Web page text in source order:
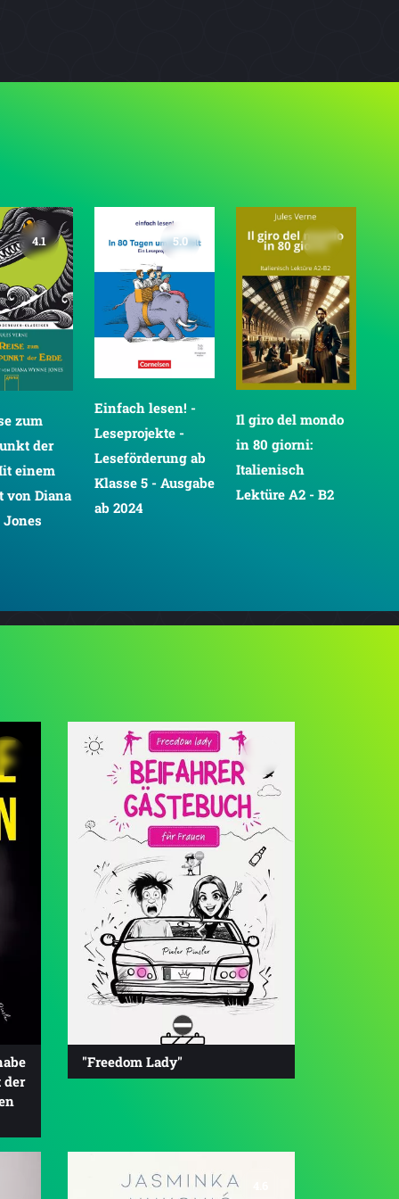
4.1
zum
der
einem
von Diana
5.0
Einfach lesen! -
Leseprojekte -
Leseförderung ab
Klasse 5 - Ausgabe
ab 2024
Il giro del mondo
in 80 giorni:
Italienisch
Lektüre A2 - B2
der
"Freedom Lady"